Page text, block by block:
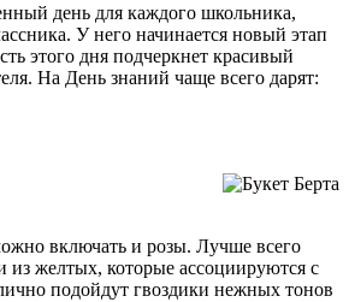
день для каждого школьника,
У него начинается новый этап
этого дня подчеркнет красивый
На День знаний чаще всего дарят:
включать и розы. Лучше всего
из желтых, которые ассоциируются с
подойдут гвоздики нежных тонов